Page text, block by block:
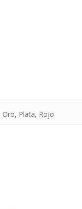
Oro, Plata, Rojo